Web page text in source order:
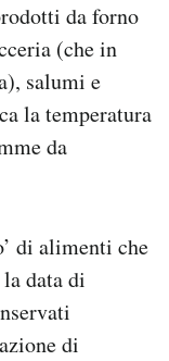
da forno
(che in
salumi e
la temperatura
da
di alimenti che
data di
di